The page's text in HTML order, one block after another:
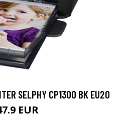
SELPHY CP1300 BK EU20
EUR